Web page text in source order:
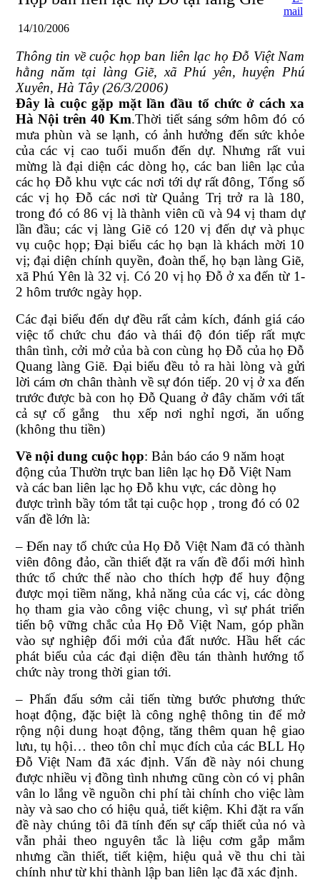
14/10/2006
Thông tin về cuộc họp ban liên lạc họ Đỗ Việt Nam
hằng năm tại làng Giẽ, xã Phú yên, huyện Phú
Xuyên, Hà Tây (26/3/2006)
Đây là cuộc gặp mặt lần đầu tổ chức ở cách xa
Hà Nội trên 40 Km.Thời tiết sáng sớm hôm đó có
mưa phùn và se lạnh, có ảnh hưởng đến sức khỏe
của các vị cao tuổi muốn đến dự. Nhưng rất vui
mừng là đại diện các dòng họ, các ban liên lạc của
các họ Đỗ khu vực các nơi tới dự rất đông, Tổng số
các vị họ Đỗ các nơi từ Quảng Trị trở ra là 180,
trong đó có 86 vị là thành viên cũ và 94 vị tham dự
lần đầu; các vị làng Giẽ có 120 vị đến dự và phục
vụ cuộc họp; Đại biểu các họ bạn là khách mời 10
vị; đại diện chính quyền, đoàn thể, họ bạn làng Giẽ,
xã Phú Yên là 32 vị. Có 20 vị họ Đỗ ở xa đến từ 1-
2 hôm trước ngày họp.
Các đại biểu đến dự đều rất cảm kích, đánh giá cáo
việc tổ chức chu đáo và thái độ đón tiếp rất mực
thân tình, cởi mở của bà con cùng họ Đỗ của họ Đỗ
Quang làng Giẽ. Đại biểu đều tỏ ra hài lòng và gửi
lời cám ơn chân thành về sự đón tiếp. 20 vị ở xa đến
trước được bà con họ Đỗ Quang ở đây chăm với tất
cả sự cố gắng thu xếp nơi nghỉ ngơi, ăn uống
(không thu tiền)
Về nội dung cuộc họp: Bản báo cáo 9 năm hoạt
động của Thườn trực ban liên lạc họ Đỗ Việt Nam
và các ban liên lạc họ Đỗ khu vực, các dòng họ
được trình bầy tóm tắt tại cuộc họp , trong đó có 02
vấn đề lớn là:
– Đến nay tổ chức của Họ Đỗ Việt Nam đã có thành
viên đông đảo, cần thiết đặt ra vấn đề đổi mới hình
thức tổ chức thế nào cho thích hợp để huy động
được mọi tiềm năng, khả năng của các vị, các dòng
họ tham gia vào công việc chung, vì sự phát triển
tiến bộ vững chắc của Họ Đỗ Việt Nam, góp phần
vào sự nghiệp đổi mới của đất nước. Hầu hết các
phát biểu của các đại diện đều tán thành hướng tổ
chức này trong thời gian tới.
– Phấn đấu sớm cải tiến từng bước phương thức
hoạt động, đặc biệt là công nghệ thông tin để mở
rộng nội dung hoạt động, tăng thêm quan hệ giao
lưu, tụ hội… theo tôn chỉ mục đích của các BLL Họ
Đỗ Việt Nam đã xác định. Vấn đề này nói chung
được nhiều vị đồng tình nhưng cũng còn có vị phân
vân lo lắng về nguồn chi phí tài chính cho việc làm
này và sao cho có hiệu quả, tiết kiệm. Khi đặt ra vấn
đề này chúng tôi đã tính đến sự cấp thiết của nó và
vẫn phải theo nguyên tắc là liệu cơm gắp mắm
nhưng cần thiết, tiết kiệm, hiệu quả về thu chi tài
chính như từ khi thành lập ban liên lạc đã xác định.